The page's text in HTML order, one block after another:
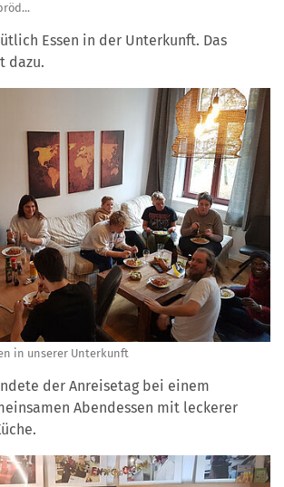
Essen in der Unterkunft. Das
dazu.
in unserer Unterkunft
der Anreisetag bei einem
Abendessen mit leckerer